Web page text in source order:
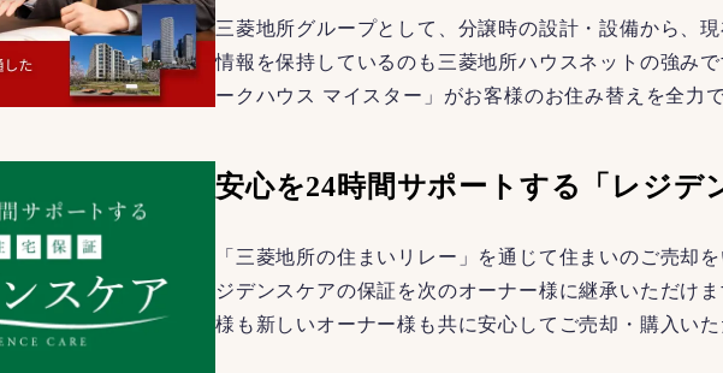
三菱地所グループとして、分譲時の設計・設備から、
情報を保持しているのも三菱地所ハウスネットの強み
ークハウス マイスター」がお客様のお住み替えを全力
安心を24時間サポートする「レジデ
「三菱地所の住まいリレー」を通じて住まいのご売却
ジデンスケアの保証を次のオーナー様に継承いただけ
様も新しいオーナー様も共に安心してご売却・購入いた